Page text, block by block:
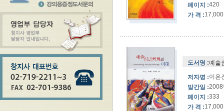
페이지 :420
가 격 :17,000
도서명 :예술
저자명 :이은
발간일 :2008
페이지 :333
가 격 :17,000